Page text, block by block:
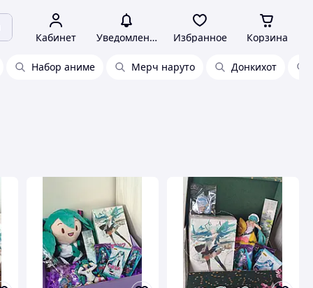
Кабинет Уведомления Избранное Корзина
Набор аниме Мерч наруто Донкихот